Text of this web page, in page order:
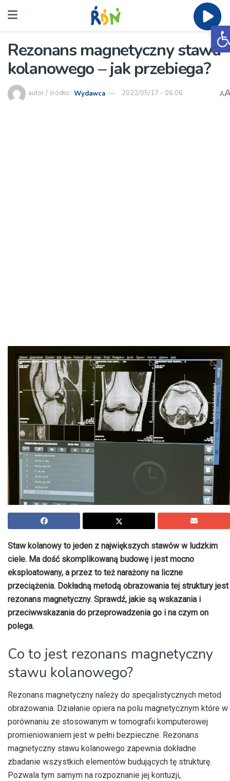
Rezonans magnetyczny stawu
kolanowego – jak przebiega?
autor / źródło: Wydawca 2022/05/17 - 06:06 A
Staw kolanowy to jeden z największych stawów w ludzkim
ciele. Ma dość skomplikowaną budowę i jest mocno
eksploatowany, a przez to też narażony na liczne
przeciążenia. Dokładną metodą obrazowania tej struktury jest
rezonans magnetyczny. Sprawdź, jakie są wskazania i
przeciwwskazania do przeprowadzenia go i na czym on
polega.
Co to jest rezonans magnetyczny
stawu kolanowego?
Rezonans magnetyczny należy do specjalistycznych metod
obrazowania. Działanie opiera na polu magnetycznym które w
porównaniu ze stosowanym w tomografii komputerowej
promieniowaniem jest w pełni bezpieczne. Rezonans
magnetyczny stawu kolanowego zapewnia dokładne
zbadanie wszystkich elementów budujących tę strukturę.
Pozwala tym samym na rozpoznanie jej kontuzji,